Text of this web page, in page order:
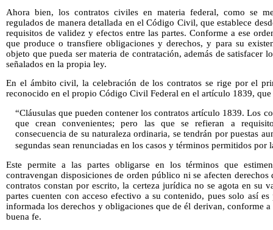
Ahora bien, los contratos civiles en materia federal, como se
regulados de manera detallada en el Código Civil, que establece
requisitos de validez y efectos entre las partes. Conforme a ese
que produce o transfiere obligaciones y derechos, y para su
objeto que pueda ser materia de contratación, además de satisfacer
señalados en la propia ley.
En el ámbito civil, la celebración de los contratos se rige por el
reconocido en el propio Código Civil Federal en el artículo 1839, que
“Cláusulas que pueden contener los contratos artículo 1839. Los
que crean convenientes; pero las que se refieran a
consecuencia de su naturaleza ordinaria, se tendrán por puestas
segundas sean renunciadas en los casos y términos permitidos por
Este permite a las partes obligarse en los términos que
contravengan disposiciones de orden público ni se afecten
contratos constan por escrito, la certeza jurídica no se agota en su
partes cuenten con acceso efectivo a su contenido, pues solo así
informada los derechos y obligaciones que de él derivan, conforme
buena fe.